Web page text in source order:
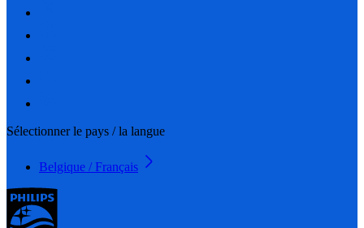
Sélectionner le pays / la langue
Belgique / Français